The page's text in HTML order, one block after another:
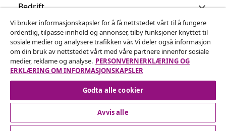
Bedrift
vidaXL
Oppdag mer
Vi bruker informasjonskapsler for å få nettstedet vårt til å fungere
ordentlig, tilpasse innhold og annonser, tilby funksjoner knyttet til
sosiale medier og analysere trafikken vår. Vi deler også informasjon
om din bruk av nettstedet vårt med våre partnere innenfor sosiale
medier, reklame og analyse. PERSONVERNERKLÆRING OG
ERKLÆRING OM INFORMASJONSKAPSLER
Godta alle cookier
Avvis alle